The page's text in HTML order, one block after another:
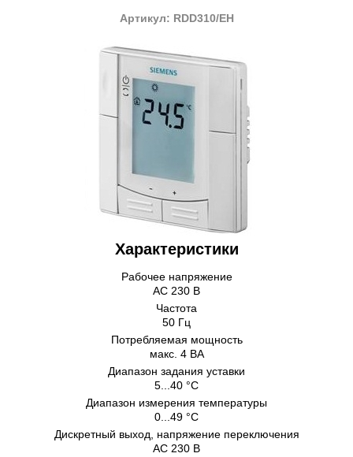
Артикул: RDD310/EH
Характеристики
Рабочее напряжение
AC 230 В
Частота
50 Гц
Потребляемая мощность
макс. 4 ВА
Диапазон задания уставки
5...40 °C
Диапазон измерения температуры
0...49 °C
Дискретный выход, напряжение переключения
AC 230 В